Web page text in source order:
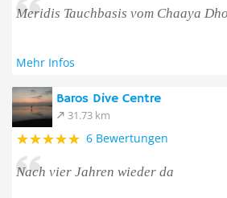
Meridis Tauchbasis vom Chaaya
Mehr Infos
Baros Dive Centre
31.73 km
6 Bewertungen
Nach vier Jahren wieder da